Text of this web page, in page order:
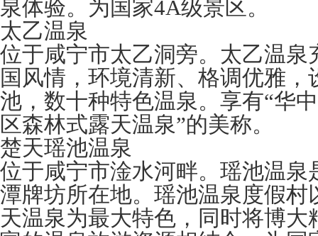
泉体验。为国家4A级景区。
太乙温泉
位于咸宁市太乙洞旁。太乙温泉
国风情，环境清新、格调优雅，
池，数十种特色温泉。享有“华
区森林式露天温泉”的美称。
楚天瑶池温泉
位于咸宁市淦水河畔。瑶池温
潭牌坊所在地。瑶池温泉度假村
天温泉为最大特色，同时将博大